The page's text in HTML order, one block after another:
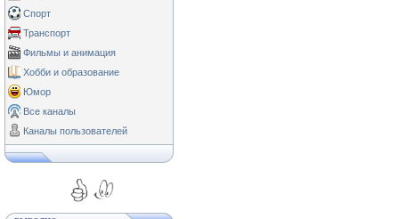
Спорт
Транспорт
Фильмы и анимация
Хобби и образование
Юмор
Все каналы
Каналы пользователей